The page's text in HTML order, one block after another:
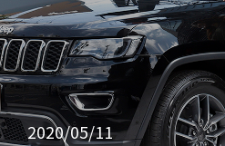
2020/05/11